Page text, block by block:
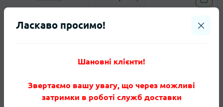
Хіт Акція
Наповнювач силікагелевий
В наявності
521 ₴
Ласкаво просимо!
Шановні клієнти!
Звертаємо вашу увагу, що через можливі
затримки в роботі служб доставки